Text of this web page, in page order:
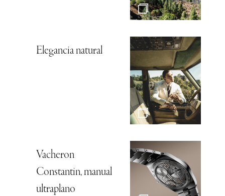
Elegancia natural
Vacheron
Constantin, manual
ultraplano